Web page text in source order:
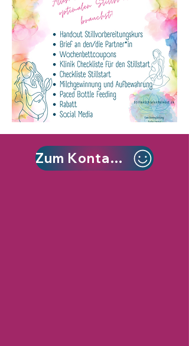
Zum Kontaktformular